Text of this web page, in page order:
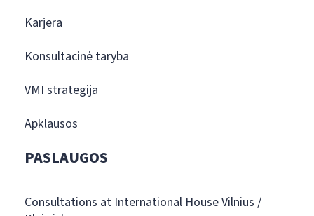
Karjera
Konsultacinė taryba
VMI strategija
Apklausos
PASLAUGOS
Consultations at International House Vilnius /